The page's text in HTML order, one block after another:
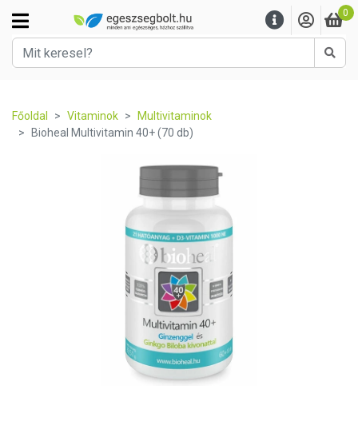
0
Főoldal Vitaminok
Multivitaminok
Bioheal Multivitamin 40+ (70 db)